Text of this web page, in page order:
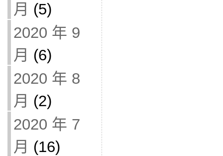
月 (5)
2020 年 9
月 (6)
2020 年 8
月 (2)
2020 年 7
月 (16)